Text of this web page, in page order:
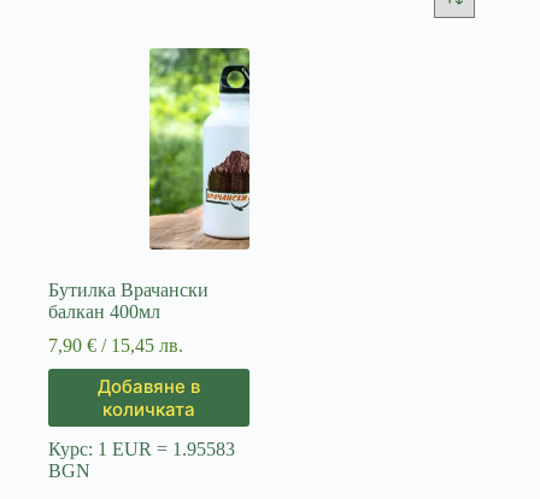
Бутилка Врачански
балкан 400мл
7,90 € / 15,45 лв.
Добавяне в
количката
Курс: 1 EUR = 1.95583
BGN